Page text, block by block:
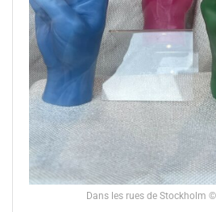
Dans les rues de Stockholm